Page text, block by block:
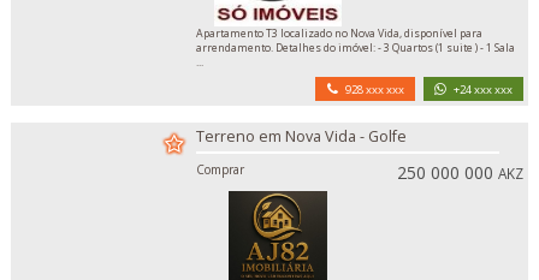
Apartamento T3 localizado no Nova Vida, disponível para
arrendamento. Detalhes do imóvel: - 3 Quartos (1 suite ) - 1 Sala
...
928 xxx xxx +24 xxx xxx
Terreno em Nova Vida - Golfe
Comprar 250 000 000AKZ